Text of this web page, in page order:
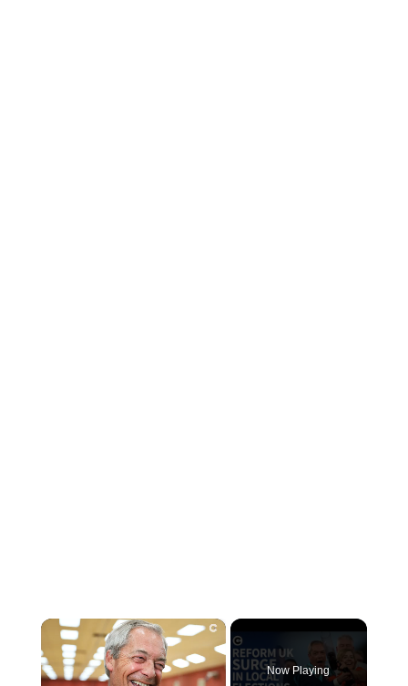
×
Now Playing